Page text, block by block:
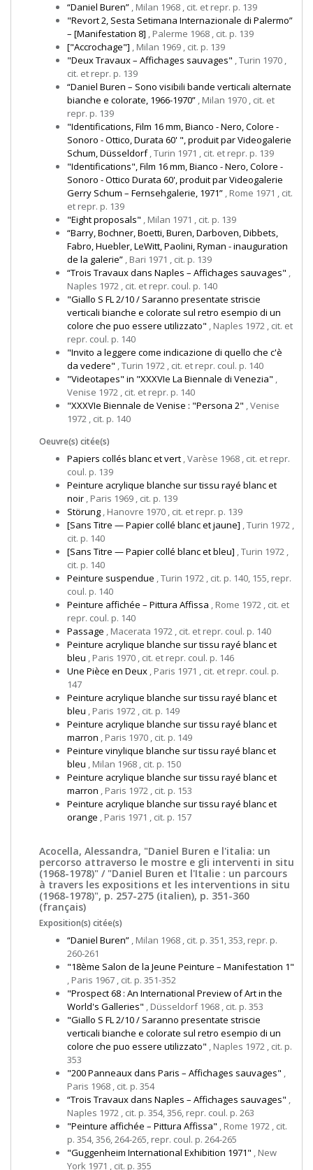
“Daniel Buren” , Milan 1968 , cit. et repr. p. 139
"Revort 2, Sesta Setimana Internazionale di Palermo”
– [Manifestation 8] , Palerme 1968 , cit. p. 139
["Accrochage"] , Milan 1969 , cit. p. 139
"Deux Travaux – Affichages sauvages" , Turin 1970 ,
cit. et repr. p. 139
“Daniel Buren – Sono visibili bande verticali alternate
bianche e colorate, 1966-1970” , Milan 1970 , cit. et
repr. p. 139
"Identifications, Film 16 mm, Bianco - Nero, Colore -
Sonoro - Ottico, Durata 60' ", produit par Videogalerie
Schum, Düsseldorf, Turin 1971 , cit. et repr. p. 139
"Identifications", Film 16 mm, Bianco - Nero, Colore -
Sonoro - Ottico Durata 60', produit par Videogalerie
Gerry Schum – Fernsehgalerie, 1971” , Rome 1971 , cit.
et repr. p. 139
"Eight proposals" , Milan 1971 , cit. p. 139
“Barry, Bochner, Boetti, Buren, Darboven, Dibbets,
Fabro, Huebler, LeWitt, Paolini, Ryman - inauguration
de la galerie” , Bari 1971 , cit. p. 139
“Trois Travaux dans Naples – Affichages sauvages" ,
Naples 1972 , cit. et repr. coul. p. 140
"Giallo S FL 2/10 / Saranno presentate striscie
verticali bianche e colorate sul retro esempio di un
colore che puo essere utilizzato" , Naples 1972 , cit. et
repr. coul. p. 140
"Invito a leggere come indicazione di quello che c'è
da vedere" , Turin 1972 , cit. et repr. coul. p. 140
"Videotapes" in "XXXVIe La Biennale di Venezia" ,
Venise 1972 , cit. et repr. p. 140
"XXXVIe Biennale de Venise : "Persona 2" , Venise
1972 , cit. p. 140
Oeuvre(s) citée(s)
Papiers collés blanc et vert , Varèse 1968 , cit. et repr.
coul. p. 139
Peinture acrylique blanche sur tissu rayé blanc et
noir , Paris 1969 , cit. p. 139
Störung , Hanovre 1970 , cit. et repr. p. 139
[Sans Titre — Papier collé blanc et jaune] , Turin 1972 ,
cit. p. 140
[Sans Titre — Papier collé blanc et bleu] , Turin 1972 ,
cit. p. 140
Peinture suspendue , Turin 1972 , cit. p. 140, 155, repr.
coul. p. 140
Peinture affichée – Pittura Affissa , Rome 1972 , cit. et
repr. coul. p. 140
Passage , Macerata 1972 , cit. et repr. coul. p. 140
Peinture acrylique blanche sur tissu rayé blanc et
bleu , Paris 1970 , cit. et repr. coul. p. 146
Une Pièce en Deux , Paris 1971 , cit. et repr. coul. p.
147
Peinture acrylique blanche sur tissu rayé blanc et
bleu , Paris 1972 , cit. p. 149
Peinture acrylique blanche sur tissu rayé blanc et
marron , Paris 1970 , cit. p. 149
Peinture vinylique blanche sur tissu rayé blanc et
bleu , Milan 1968 , cit. p. 150
Peinture acrylique blanche sur tissu rayé blanc et
marron , Paris 1972 , cit. p. 153
Peinture acrylique blanche sur tissu rayé blanc et
orange , Paris 1971 , cit. p. 157
Acocella, Alessandra, "Daniel Buren e l'italia: un
percorso attraverso le mostre e gli interventi in situ
(1968-1978)" / "Daniel Buren et l'Italie : un parcours
à travers les expositions et les interventions in situ
(1968-1978)", p. 257-275 (italien), p. 351-360
(français)
Exposition(s) citée(s)
“Daniel Buren” , Milan 1968 , cit. p. 351, 353, repr. p.
260-261
"18ème Salon de la Jeune Peinture – Manifestation 1"
, Paris 1967 , cit. p. 351-352
"Prospect 68 : An International Preview of Art in the
World's Galleries" , Düsseldorf 1968 , cit. p. 353
"Giallo S FL 2/10 / Saranno presentate striscie
verticali bianche e colorate sul retro esempio di un
colore che puo essere utilizzato" , Naples 1972 , cit. p.
353
"200 Panneaux dans Paris – Affichages sauvages" ,
Paris 1968 , cit. p. 354
“Trois Travaux dans Naples – Affichages sauvages" ,
Naples 1972 , cit. p. 354, 356, repr. coul. p. 263
"Peinture affichée – Pittura Affissa" , Rome 1972 , cit.
p. 354, 356, 264-265, repr. coul. p. 264-265
"Guggenheim International Exhibition 1971" , New
York 1971 , cit. p. 355